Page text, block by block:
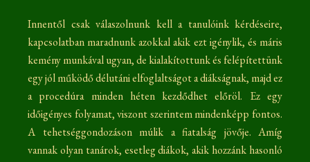
Innentől csak válaszolnunk kell a tanulóink kérdéseire,
kapcsolatban maradnunk azokkal akik ezt igénylik, és máris
kemény munkával ugyan, de kialakítottunk és felépítettünk
egy jól működő délutáni elfoglaltságot a diákságnak, majd ez
a procedúra minden héten kezdődhet előröl. Ez egy
időigényes folyamat, viszont szerintem mindenképp fontos.
A tehetséggondozáson múlik a fiatalság jövője. Amíg
vannak olyan tanárok, esetleg diákok, akik hozzánk hasonló